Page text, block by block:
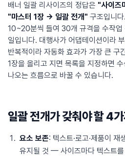
배너 일괄 리사이즈의 정답은 "사이즈
"마스터 1장 → 일괄 전개" 구조입니
10~20분씩 들여 30개 규격을 수작업
일입니다. 대행사가 어댑테이션이라
반복적이라 자동화 효과가 가장 큰
1장을 올리고 지면 목록을 지정하면
나오는 흐름으로 바꿀 수 있습니다.
일괄 전개가 갖춰야 할 4가
요소 보존: 텍스트·로고·제품이
유지될 것 — 사이즈마다 텍스트